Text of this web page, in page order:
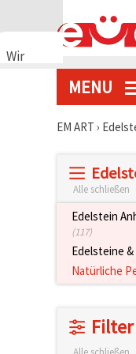
Wir
verwenden
ordnungsgemäße
Nutzungserlebnis
MENU
EM ART ›
Alle schließen
Edelstein
(117)
Edelsteine
Natürliche
Filter